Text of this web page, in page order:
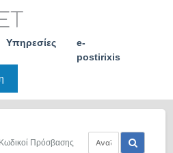
Υπηρεσίες
e-
postirixis
Πρόσβασης